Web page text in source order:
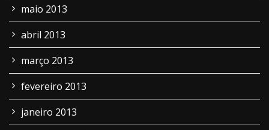
maio 2013
abril 2013
março 2013
fevereiro 2013
janeiro 2013